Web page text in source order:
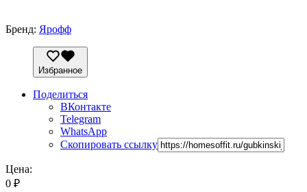
Бренд: Ярофф
Избранное
Поделиться
ВКонтакте
Telegram
WhatsApp
Скопировать ссылку
Цена:
0 ₽